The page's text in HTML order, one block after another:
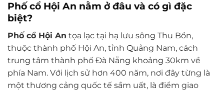
Phố cổ Hội An nằm ở đâu và có gì đặc
biệt?
Phố cổ Hội An tọa lạc tại hạ lưu sông Thu Bồn,
thuộc thành phố Hội An, tỉnh Quảng Nam, cách
trung tâm thành phố Đà Nẵng khoảng 30km về
phía Nam. Với lịch sử hơn 400 năm, nơi đây từng là
một thương cảng quốc tế sầm uất, là điểm giao